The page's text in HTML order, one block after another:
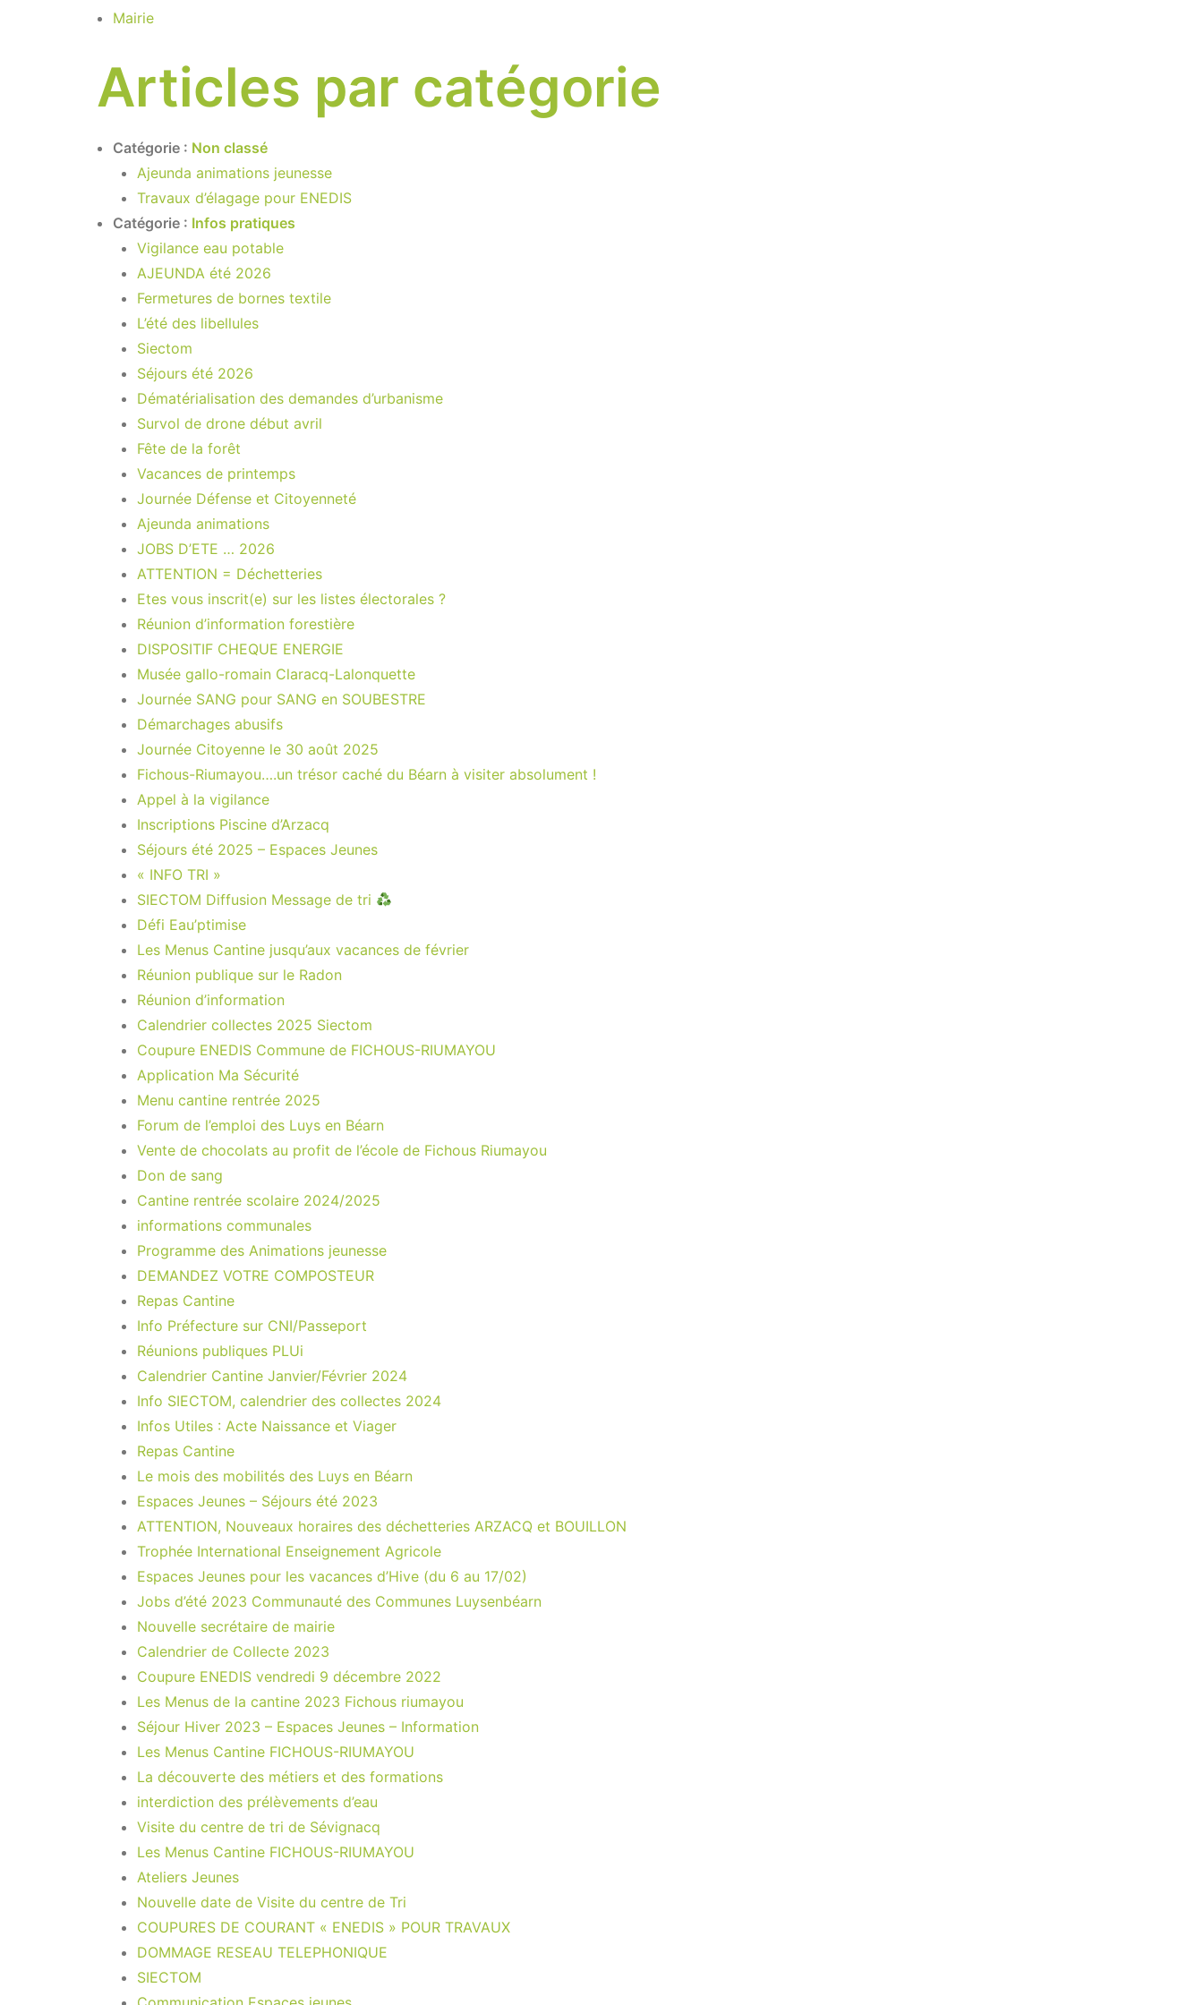
Mairie
Articles par catégorie
Catégorie : Non classé
Ajeunda animations jeunesse
Travaux d’élagage pour ENEDIS
Catégorie : Infos pratiques
Vigilance eau potable
AJEUNDA été 2026
Fermetures de bornes textile
L’été des libellules
Siectom
Séjours été 2026
Dématérialisation des demandes d’urbanisme
Survol de drone début avril
Fête de la forêt
Vacances de printemps
Journée Défense et Citoyenneté
Ajeunda animations
JOBS D’ETE … 2026
ATTENTION = Déchetteries
Etes vous inscrit(e) sur les listes électorales ?
Réunion d’information forestière
DISPOSITIF CHEQUE ENERGIE
Musée gallo-romain Claracq-Lalonquette
Journée SANG pour SANG en SOUBESTRE
Démarchages abusifs
Journée Citoyenne le 30 août 2025
Fichous-Riumayou….un trésor caché du Béarn à visiter absolument !
Appel à la vigilance
Inscriptions Piscine d’Arzacq
Séjours été 2025 – Espaces Jeunes
« INFO TRI »
SIECTOM Diffusion Message de tri
Défi Eau’ptimise
Les Menus Cantine jusqu’aux vacances de février
Réunion publique sur le Radon
Réunion d’information
Calendrier collectes 2025 Siectom
Coupure ENEDIS Commune de FICHOUS-RIUMAYOU
Application Ma Sécurité
Menu cantine rentrée 2025
Forum de l’emploi des Luys en Béarn
Vente de chocolats au profit de l’école de Fichous Riumayou
Don de sang
Cantine rentrée scolaire 2024/2025
informations communales
Programme des Animations jeunesse
DEMANDEZ VOTRE COMPOSTEUR
Repas Cantine
Info Préfecture sur CNI/Passeport
Réunions publiques PLUi
Calendrier Cantine Janvier/Février 2024
Info SIECTOM, calendrier des collectes 2024
Infos Utiles : Acte Naissance et Viager
Repas Cantine
Le mois des mobilités des Luys en Béarn
Espaces Jeunes – Séjours été 2023
ATTENTION, Nouveaux horaires des déchetteries ARZACQ et BOUILLON
Trophée International Enseignement Agricole
Espaces Jeunes pour les vacances d’Hive (du 6 au 17/02)
Jobs d’été 2023 Communauté des Communes Luysenbéarn
Nouvelle secrétaire de mairie
Calendrier de Collecte 2023
Coupure ENEDIS vendredi 9 décembre 2022
Les Menus de la cantine 2023 Fichous riumayou
Séjour Hiver 2023 – Espaces Jeunes – Information
Les Menus Cantine FICHOUS-RIUMAYOU
La découverte des métiers et des formations
interdiction des prélèvements d’eau
Visite du centre de tri de Sévignacq
Les Menus Cantine FICHOUS-RIUMAYOU
Ateliers Jeunes
Nouvelle date de Visite du centre de Tri
COUPURES DE COURANT « ENEDIS » POUR TRAVAUX
DOMMAGE RESEAU TELEPHONIQUE
SIECTOM